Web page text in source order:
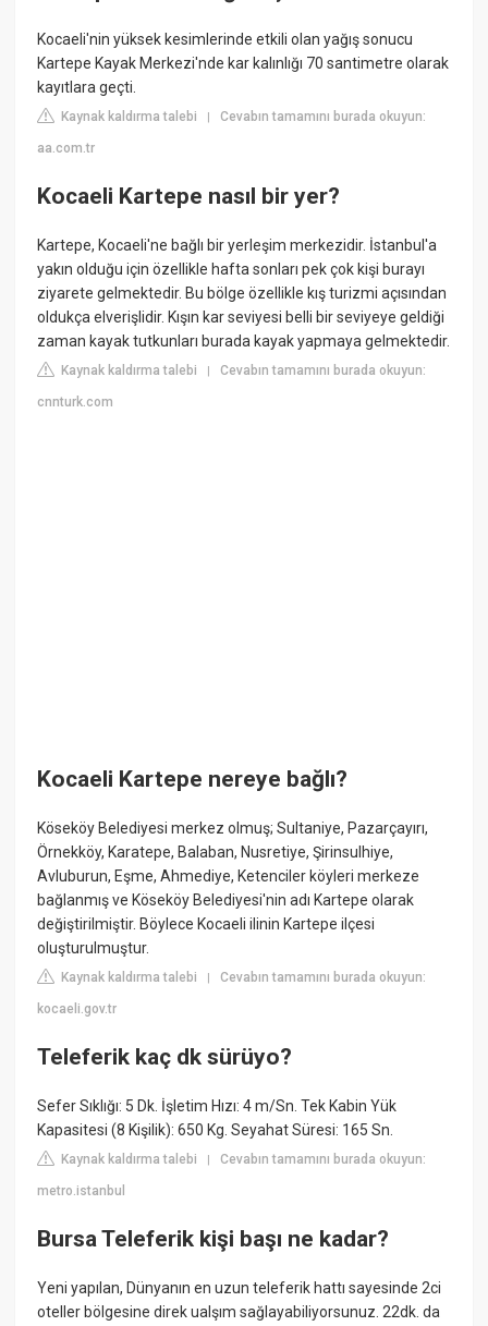
Kocaeli'nin yüksek kesimlerinde etkili olan yağış sonucu
Kartepe Kayak Merkezi'nde kar kalınlığı 70 santimetre olarak
kayıtlara geçti.
Kaynak kaldırma talebi |Cevabın tamamını burada okuyun:
aa.com.tr
Kocaeli Kartepe nasıl bir yer?
Kartepe, Kocaeli'ne bağlı bir yerleşim merkezidir. İstanbul'a
yakın olduğu için özellikle hafta sonları pek çok kişi burayı
ziyarete gelmektedir. Bu bölge özellikle kış turizmi açısından
oldukça elverişlidir. Kışın kar seviyesi belli bir seviyeye geldiği
zaman kayak tutkunları burada kayak yapmaya gelmektedir.
Kaynak kaldırma talebi |Cevabın tamamını burada okuyun:
cnnturk.com
Kocaeli Kartepe nereye bağlı?
Köseköy Belediyesi merkez olmuş; Sultaniye, Pazarçayırı,
Örnekköy, Karatepe, Balaban, Nusretiye, Şirinsulhiye,
Avluburun, Eşme, Ahmediye, Ketenciler köyleri merkeze
bağlanmış ve Köseköy Belediyesi'nin adı Kartepe olarak
değiştirilmiştir. Böylece Kocaeli ilinin Kartepe ilçesi
oluşturulmuştur.
Kaynak kaldırma talebi |Cevabın tamamını burada okuyun:
kocaeli.gov.tr
Teleferik kaç dk sürüyo?
Sefer Sıklığı: 5 Dk. İşletim Hızı: 4 m/Sn. Tek Kabin Yük
Kapasitesi (8 Kişilik): 650 Kg. Seyahat Süresi: 165 Sn.
Kaynak kaldırma talebi |Cevabın tamamını burada okuyun:
metro.istanbul
Bursa Teleferik kişi başı ne kadar?
Yeni yapılan, Dünyanın en uzun teleferik hattı sayesinde 2ci
oteller bölgesine direk ualşım sağlayabiliyorsunuz. 22dk. da